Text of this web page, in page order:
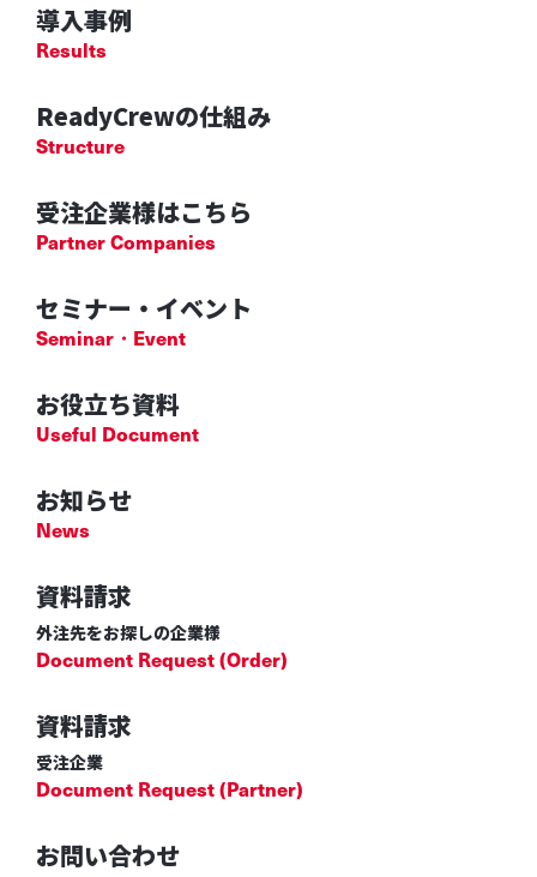
導入事例
Results
ReadyCrewの仕組み
Structure
受注企業様はこちら
Partner Companies
セミナー・イベント
Seminar・Event
お知らせ
News
資料請求
外注先をお探しの企業様
Document Request (Order)
お問い合わせ
お役立ち資料
Useful Document
資料請求
受注企業
Document Request (Partner)